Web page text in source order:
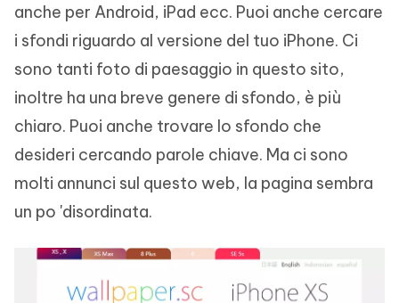
anche per Android, iPad ecc. Puoi anche cercare
i sfondi riguardo al versione del tuo iPhone. Ci
sono tanti foto di paesaggio in questo sito,
inoltre ha una breve genere di sfondo, è più
chiaro. Puoi anche trovare lo sfondo che
desideri cercando parole chiave. Ma ci sono
molti annunci sul questo web, la pagina sembra
un po 'disordinata.